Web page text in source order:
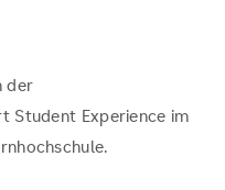
der
Student Experience im